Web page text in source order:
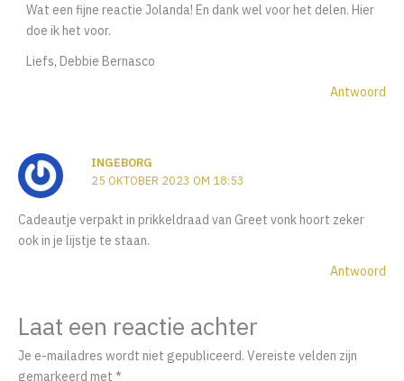
Wat een fijne reactie Jolanda! En dank wel voor het delen. Hier
doe ik het voor.
Liefs, Debbie Bernasco
Antwoord
INGEBORG
25 OKTOBER 2023 OM 18:53
Cadeautje verpakt in prikkeldraad van Greet vonk hoort zeker
ook in je lijstje te staan.
Antwoord
Laat een reactie achter
Je e-mailadres wordt niet gepubliceerd. Vereiste velden zijn
gemarkeerd met *